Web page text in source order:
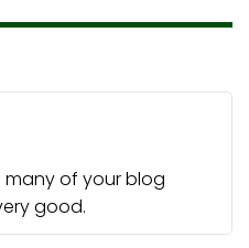
many of your blog
good.